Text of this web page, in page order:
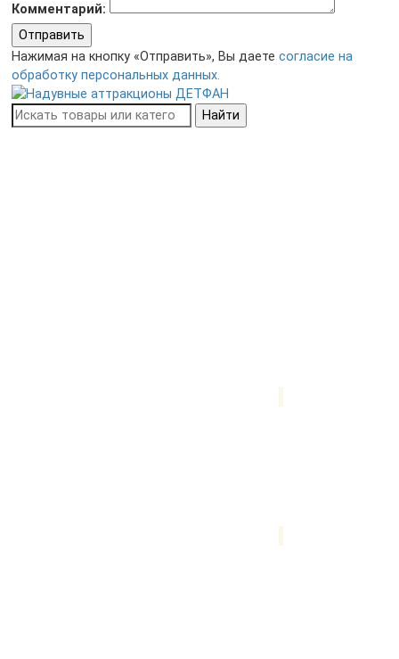
Комментарий:
Отправить
Нажимая на кнопку «Отправить», Вы даете согласие на
обработку персональных данных.
Найти